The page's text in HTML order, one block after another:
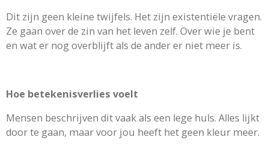
Dit zijn geen kleine twijfels. Het zijn existentiële vragen.
Ze gaan over de zin van het leven zelf. Over wie je bent
en wat er nog overblijft als de ander er niet meer is.
Hoe betekenisverlies voelt
Mensen beschrijven dit vaak als een lege huls. Alles lijkt
door te gaan, maar voor jou heeft het geen kleur meer.